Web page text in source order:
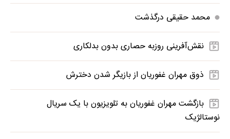
محمد حقیقی درگذشت
نقش‌آفرینی روزبه حصاری بدون بدلکاری
ذوق مهران غفوریان از بازیگر شدن دخترش
بازگشت مهران غفوریان به تلویزیون با یک سریال
نوستالژیک